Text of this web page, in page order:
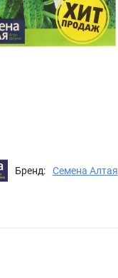
Бренд: Семена Алтая